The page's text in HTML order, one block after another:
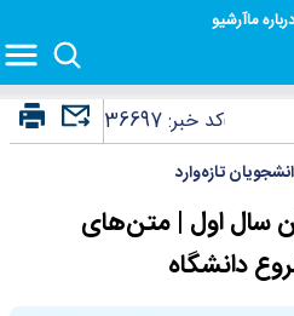
ماآرشیو
کد خبر:36697
تازه‌وارد
سال اول | متن‌های
دانشگاه